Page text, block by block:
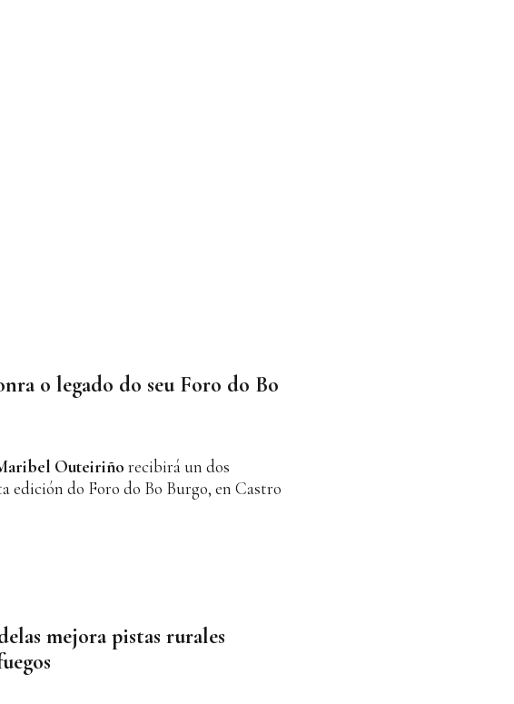
o legado do seu Foro do Bo
Outeiriño recibirá un dos
edición do Foro do Bo Burgo, en Castro
mejora pistas rurales